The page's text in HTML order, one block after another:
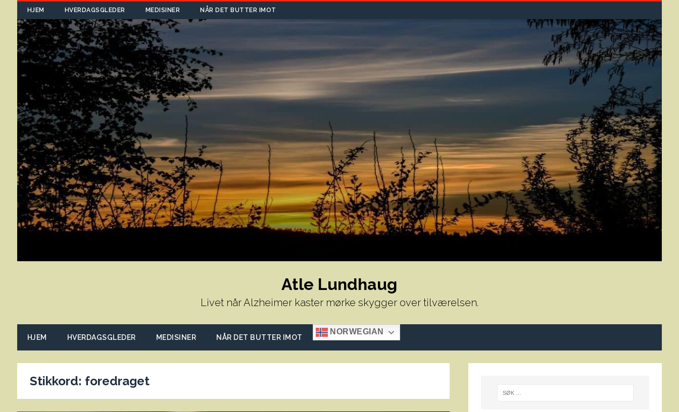
HJEM HVERDAGSGLEDER MEDISINER NÅR DET BUTTER IMOT
Atle Lundhaug
Livet når Alzheimer kaster mørke skygger over tilværelsen.
HJEM HVERDAGSGLEDER MEDISINER NÅR DET BUTTER IMOT
NORWEGIAN
Stikkord: foredraget